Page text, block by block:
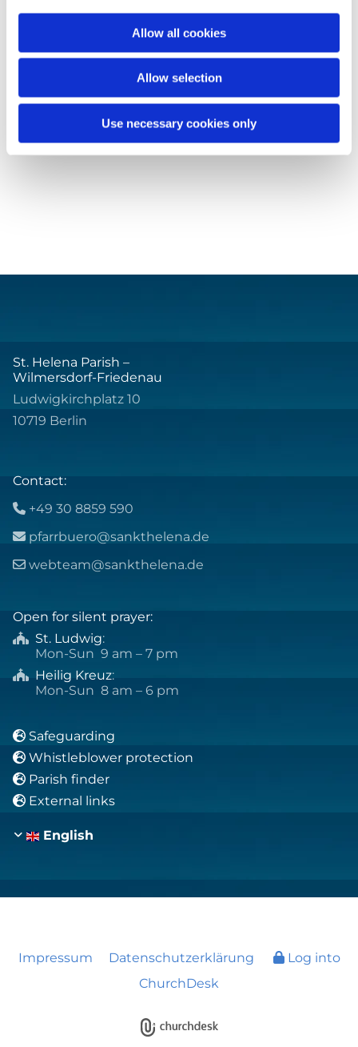
Allow all cookies
Allow selection
Use necessary cookies only
St. Helena Parish –
Wilmersdorf-Friedenau
Ludwigkirchplatz 10
10719 Berlin
Contact:
 +49 30 8859 590
 pfarrbuero@sankthelena.de
 webteam@sankthelena.de
Open for silent prayer:
 St. Ludwig:
Mon-Sun 9 am – 7 pm
 Heilig Kreuz:
Mon-Sun 8 am – 6 pm
 Safeguarding
 Whistleblower protection
 Parish finder
 External links
English
Impressum Datenschutzerklärung
Log into
ChurchDesk